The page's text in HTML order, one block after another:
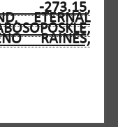
-273.15,
ETERNAL
RAINES,